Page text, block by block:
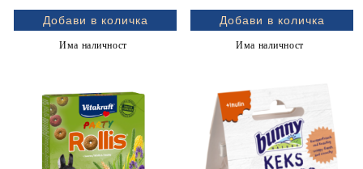
Има наличност Има наличност